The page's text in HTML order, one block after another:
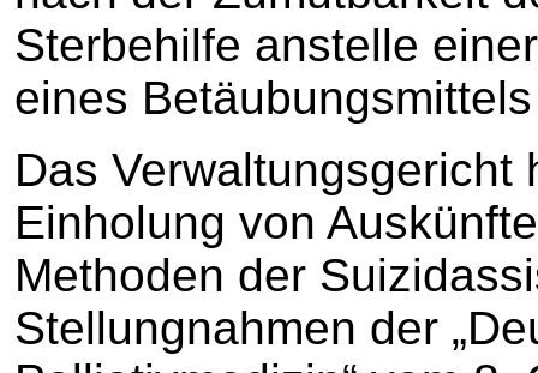
Sterbehilfe anstelle
eines
Das Verwaltungsgericht
Einholung von
Methoden der
Stellungnahmen der